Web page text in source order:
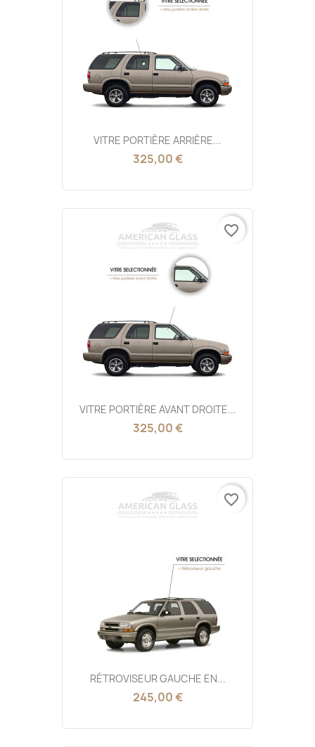
VITRE PORTIÈRE ARRIÈRE...
325,00 €
VITRE PORTIÈRE AVANT DROITE...
325,00 €
favorite_border
RÉTROVISEUR GAUCHE EN...
245,00 €
favorite_border